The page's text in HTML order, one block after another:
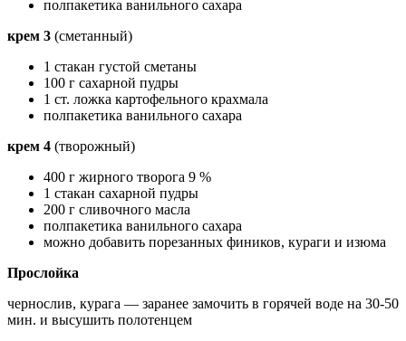
полпакетика ванильного сахара
крем 3 (сметанный)
1 стакан густой сметаны
100 г сахарной пудры
1 ст. ложка картофельного крахмала
полпакетика ванильного сахара
крем 4 (творожный)
400 г жирного творога 9 %
1 стакан сахарной пудры
200 г сливочного масла
полпакетика ванильного сахара
можно добавить порезанных фиников, кураги и изюма
Прослойка
чернослив, курага — заранее замочить в горячей воде на 30-50
мин. и высушить полотенцем